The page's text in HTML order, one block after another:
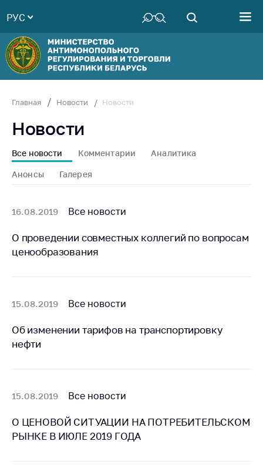
Руководство
Структура
Министерства
Территориальные
Законодательство
Антикоррупционная
деятельность
совет
Соискателям
Награждения
товарная биржа
жизнь
геральдические
символы
5 лет МАРТ
РУС
Главная Новости Новости
Новости
Все новости Комментарии Аналитика
Анонсы Галерея
16.08.2019 Все новости
О проведении совместных коллегий по вопросам
ценообразования
15.08.2019 Все новости
Об изменении тарифов на транспортировку
нефти
15.08.2019 Все новости
О ЦЕНОВОЙ СИТУАЦИИ НА ПОТРЕБИТЕЛЬСКОМ
РЫНКЕ В ИЮЛЕ 2019 ГОДА